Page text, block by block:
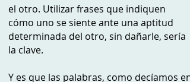
el otro. Utilizar frases que indiquen
cómo uno se siente ante una aptitud
determinada del otro, sin dañarle, sería
la clave.
Y es que las palabras, como decíamos en